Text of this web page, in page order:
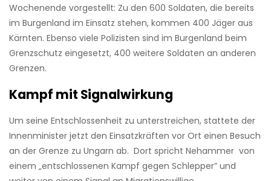
Wochenende vorgestellt: Zu den 600 Soldaten, die bereits
im Burgenland im Einsatz stehen, kommen 400 Jäger aus
Kärnten. Ebenso viele Polizisten sind im Burgenland beim
Grenzschutz eingesetzt, 400 weitere Soldaten an anderen
Grenzen.
Kampf mit Signalwirkung
Um seine Entschlossenheit zu unterstreichen, stattete der
Innenminister jetzt den Einsatzkräften vor Ort einen Besuch
an der Grenze zu Ungarn ab. Dort spricht Nehammer von
einem „entschlossenen Kampf gegen Schlepper” und